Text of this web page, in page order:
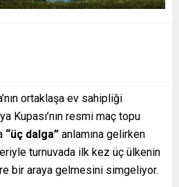
ortaklaşa ev sahipliği
Kupası’nın resmi maç topu
“üç dalga” anlamına gelirken
turnuvada ilk kez üç ülkenin
bir araya gelmesini simgeliyor.